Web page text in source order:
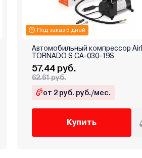
Под заказ 5 дней
Автомобильный компрессор
TORNADO S CA-030-19S
57.44 руб.
62.61 руб.
от 2 руб. руб./мес.
Купить